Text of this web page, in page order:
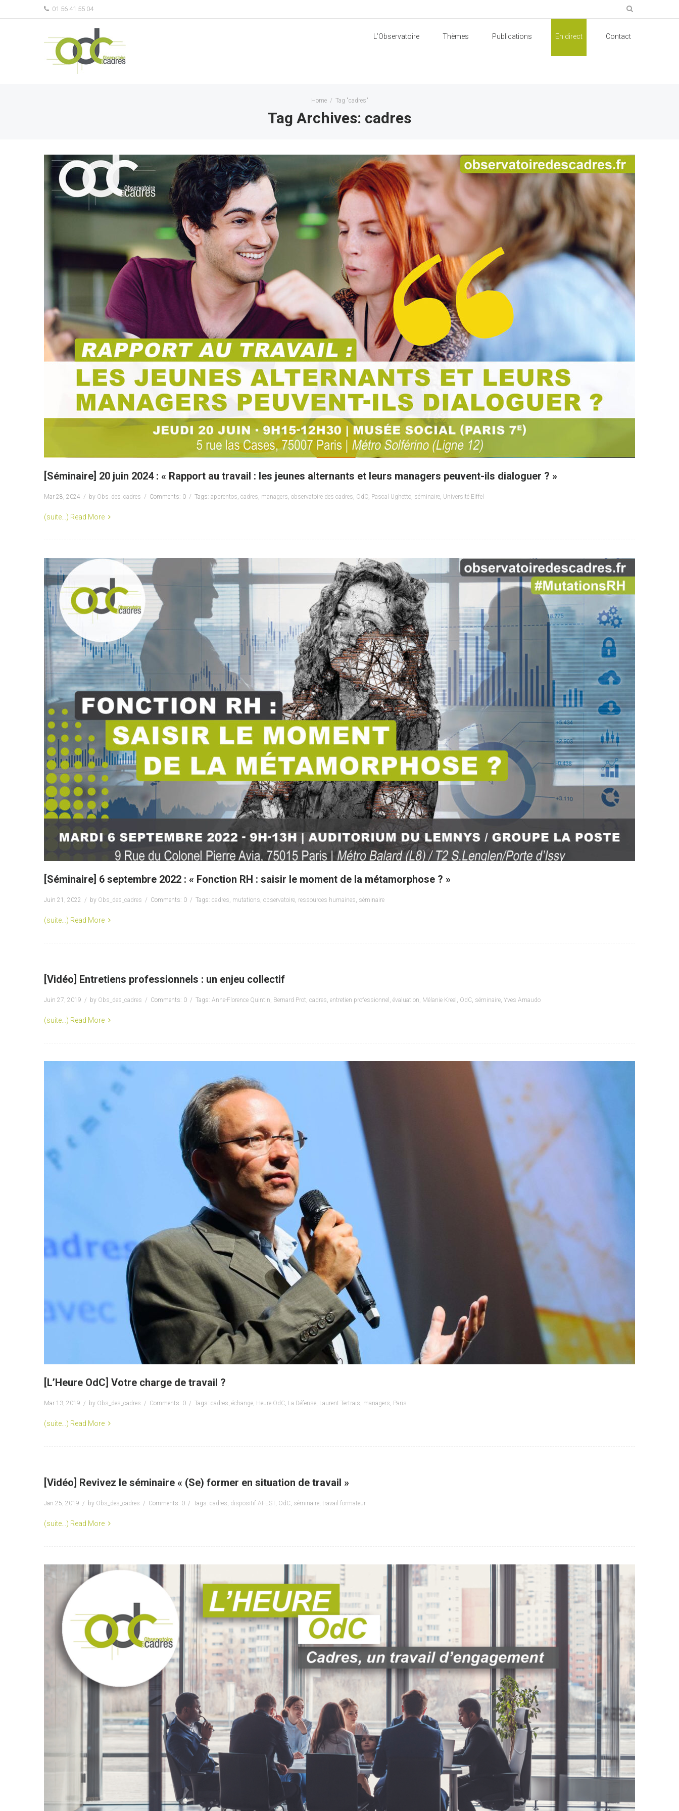
01 56 41 55 04
L’Observatoire Thèmes Publications En direct Contact
Home / Tag "cadres"
Tag Archives: cadres
[Séminaire] 20 juin 2024 : « Rapport au travail : les jeunes alternants et leurs managers peuvent-ils dialoguer ? »
Mar 28, 2024 by Obs_des_cadres Comments: 0 Tags: apprentos, cadres, managers, observatoire des cadres, OdC, Pascal Ughetto, séminaire, Université Eiffel
(suite…) Read More
[Séminaire] 6 septembre 2022 : « Fonction RH : saisir le moment de la métamorphose ? »
Juin 21, 2022 by Obs_des_cadres Comments: 0 Tags: cadres, mutations, observatoire, ressources humaines, séminaire
(suite…) Read More
[Vidéo] Entretiens professionnels : un enjeu collectif
Juin 27, 2019 by Obs_des_cadres Comments: 0 Tags: Anne-Florence Quintin, Bernard Prot, cadres, entretien professionnel , évaluation, Mélanie Kreel , OdC, séminaire, Yves Arnaudo
(suite…) Read More
[L’Heure OdC] Votre charge de travail ?
Mar 13, 2019 by Obs_des_cadres Comments: 0 Tags: cadres, échange, Heure OdC, La Défense, Laurent Tertrais, managers, Paris
(suite…) Read More
[Vidéo] Revivez le séminaire « (Se) former en situation de travail »
Jan 25, 2019 by Obs_des_cadres Comments: 0 Tags: cadres, dispositif AFEST, OdC, séminaire, travail formateur
(suite…) Read More